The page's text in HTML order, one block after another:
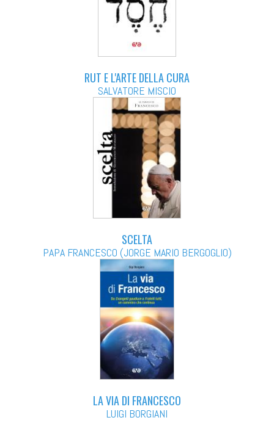
RUT E L'ARTE DELLA CURA
SALVATORE MISCIO
SCELTA
PAPA FRANCESCO (JORGE MARIO BERGOGLIO)
LA VIA DI FRANCESCO
LUIGI BORGIANI